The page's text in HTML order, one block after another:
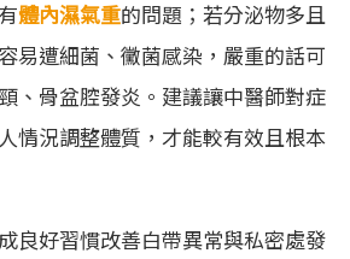
體內濕氣重的問題；若分泌物多且
易遭細菌、黴菌感染，嚴重的話可
、骨盆腔發炎。建議讓中醫師對症
情況調整體質，才能較有效且根本
良好習慣改善白帶異常與私密處發